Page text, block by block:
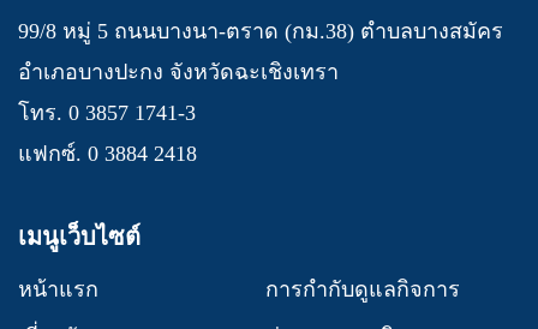
99/8 หมู่ 5 ถนนบางนา-ตราด (กม.38) ตำบลบางสมัคร
อำเภอบางปะกง จังหวัดฉะเชิงเทรา
โทร. 0 3857 1741-3
แฟกซ์. 0 3884 2418
เมนูเว็บไซต์
หน้าแรก
การกำกับดูแลกิจการ